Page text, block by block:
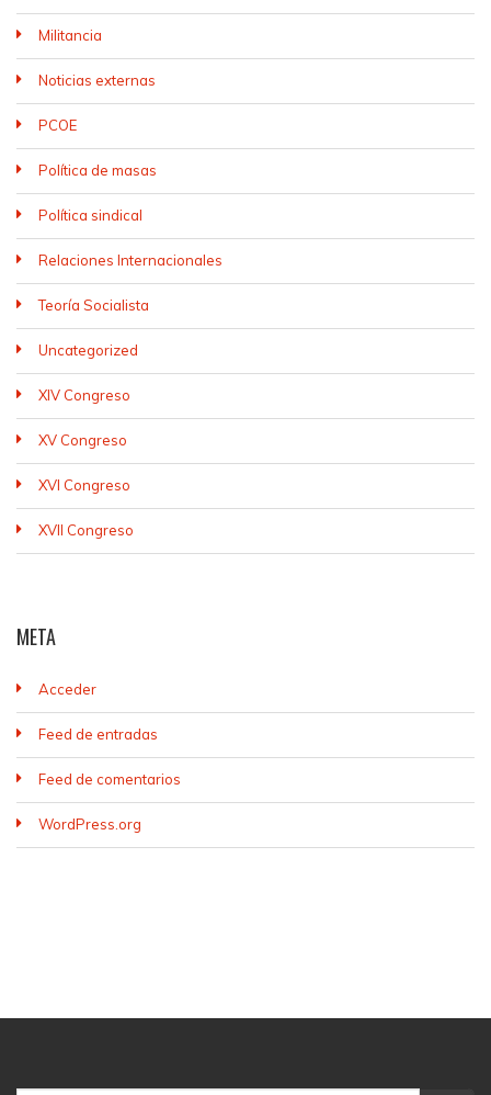
Militancia
Noticias externas
PCOE
Política de masas
Política sindical
Relaciones Internacionales
Teoría Socialista
Uncategorized
XIV Congreso
XV Congreso
XVI Congreso
XVII Congreso
META
Acceder
Feed de entradas
Feed de comentarios
WordPress.org